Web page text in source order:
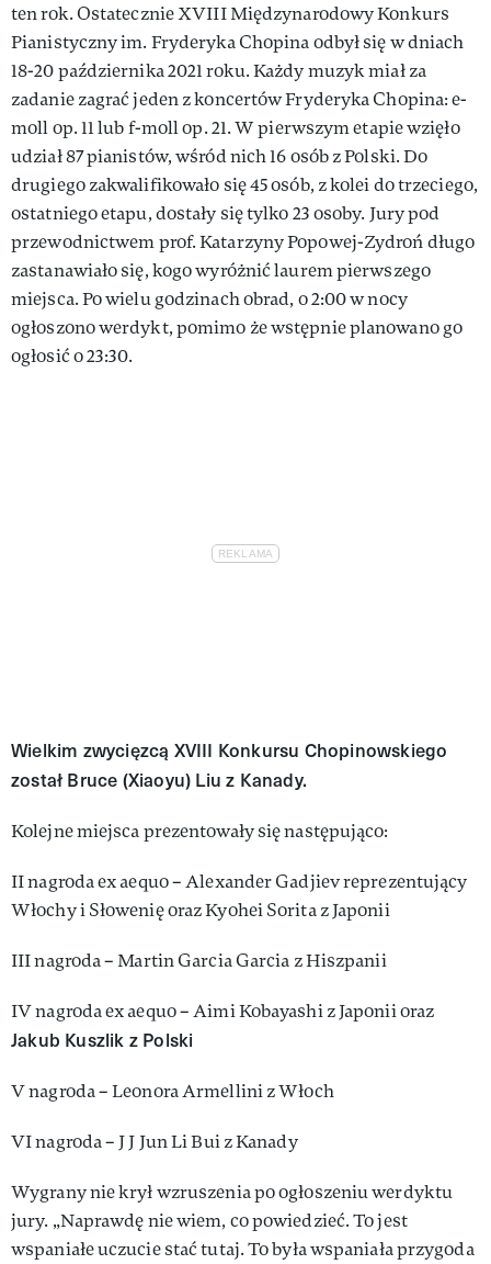
ten rok. Ostatecznie XVIII Międzynarodowy Konkurs
Pianistyczny im. Fryderyka Chopina odbył się w dniach
18-20 października 2021 roku. Każdy muzyk miał za
zadanie zagrać jeden z koncertów Fryderyka Chopina: e-
moll op. 11 lub f-moll op. 21. W pierwszym etapie wzięło
udział 87 pianistów, wśród nich 16 osób z Polski. Do
drugiego zakwalifikowało się 45 osób, z kolei do trzeciego,
ostatniego etapu, dostały się tylko 23 osoby. Jury pod
przewodnictwem prof. Katarzyny Popowej-Zydroń długo
zastanawiało się, kogo wyróżnić laurem pierwszego
miejsca. Po wielu godzinach obrad, o 2:00 w nocy
ogłoszono werdykt, pomimo że wstępnie planowano go
ogłosić o 23:30.
Wielkim zwycięzcą XVIII Konkursu Chopinowskiego
został Bruce (Xiaoyu) Liu z Kanady.
Kolejne miejsca prezentowały się następująco:
II nagroda ex aequo – Alexander Gadjiev reprezentujący
Włochy i Słowenię oraz Kyohei Sorita z Japonii
III nagroda – Martin Garcia Garcia z Hiszpanii
IV nagroda ex aequo – Aimi Kobayashi z Japonii oraz
Jakub Kuszlik z Polski
V nagroda – Leonora Armellini z Włoch
VI nagroda – J J Jun Li Bui z Kanady
Wygrany nie krył wzruszenia po ogłoszeniu werdyktu
jury. „Naprawdę nie wiem, co powiedzieć. To jest
wspaniałe uczucie stać tutaj. To była wspaniała przygoda